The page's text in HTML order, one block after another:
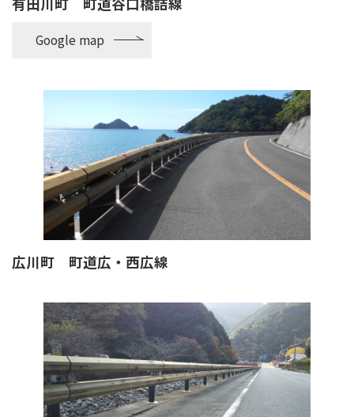
Google map
広川町 町道広・西広線